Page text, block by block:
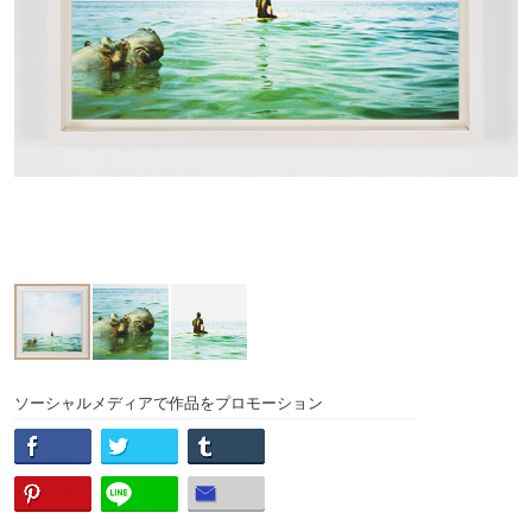
ソーシャルメディアで作品をプロモーション